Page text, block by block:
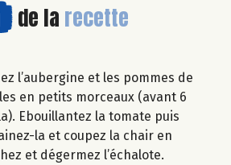
de la recette
l’aubergine et les pommes de
en petits morceaux (avant 6
Ebouillantez la tomate puis
la et coupez la chair en
et dégermez l’échalote.